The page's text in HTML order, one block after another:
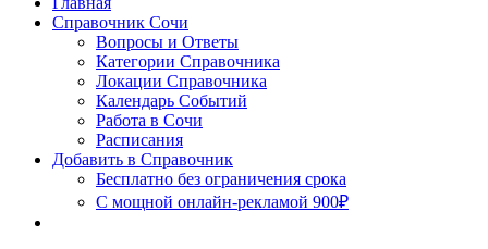
Сочи
Справочник Сочи
Вопросы и Ответы
Категории Справочника
Локации Справочника
Календарь Событий
Работа в Сочи
Расписания
Добавить в Справочник
Бесплатно без ограничения срока
С мощной онлайн-рекламой 900₽